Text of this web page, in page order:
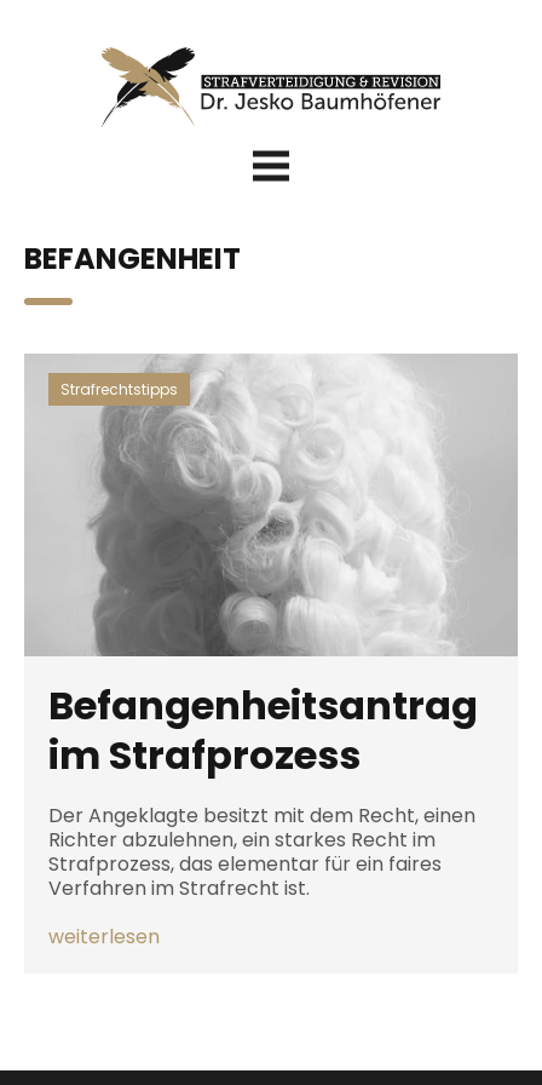
BEFANGENHEIT
Befangenheitsantrag
im Strafprozess
Der Angeklagte besitzt mit dem Recht, einen
Richter abzulehnen, ein starkes Recht im
Strafprozess, das elementar für ein faires
Verfahren im Strafrecht ist.
weiterlesen
Strafrechtstipps